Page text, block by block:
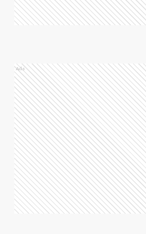
Ads